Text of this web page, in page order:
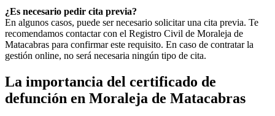
¿Es necesario pedir cita previa?
En algunos casos, puede ser necesario solicitar una cita previa. Te
recomendamos contactar con el Registro Civil de Moraleja de
Matacabras para confirmar este requisito. En caso de contratar la
gestión online, no será necesaria ningún tipo de cita.
La importancia del certificado de
defunción en Moraleja de Matacabras